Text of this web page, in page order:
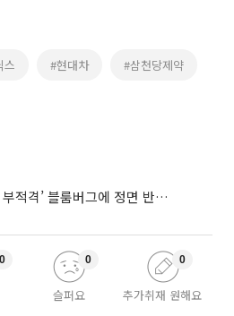
스 #현대차 #삼천당제약
금융위, ‘한국 증시 투자 부적격’ 블룸버그에 정면 반박…“근거 불분명”
0
슬퍼요
0
추가취재 원해요
0